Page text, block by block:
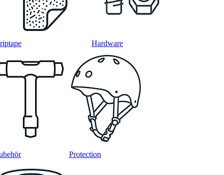
Hardware
Protection